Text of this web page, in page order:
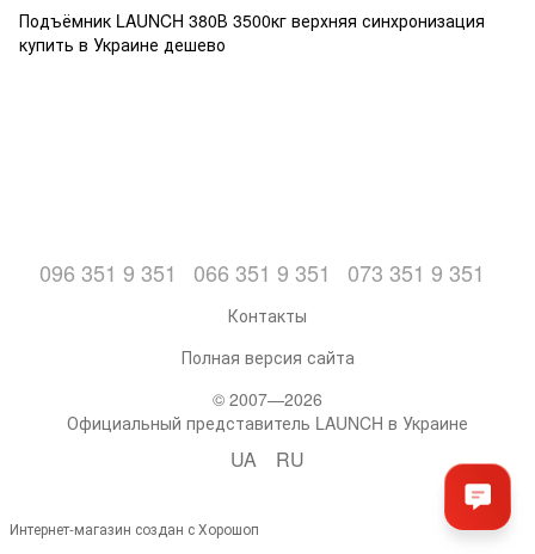
Подъёмник LAUNCH 380В 3500кг верхняя синхронизация
купить в Украине дешево
096 351 9 351 066 351 9 351 073 351 9 351
Контакты
Полная версия сайта
© 2007—2026
Официальный представитель LAUNCH в Украине
UA RU
Интернет-магазин создан с Хорошоп